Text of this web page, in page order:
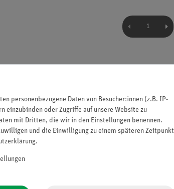
personenbezogene Daten von Besucher:innen (z.B. IP-
einzubinden oder Zugriffe auf unsere Website zu
mit Dritten, die wir in den Einstellungen benennen.
und die Einwilligung zu einem späteren Zeitpunkt
.